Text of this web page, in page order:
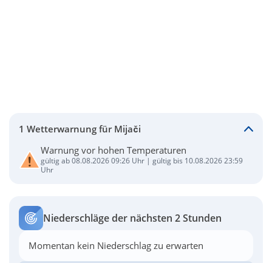
1 Wetterwarnung für Mijači
Warnung vor hohen Temperaturen
gültig ab 08.08.2026 09:26 Uhr | gültig bis 10.08.2026 23:59
Uhr
Niederschläge der nächsten 2 Stunden
Momentan kein Niederschlag zu erwarten